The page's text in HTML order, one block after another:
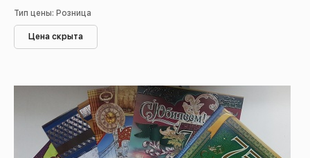
Тип цены: Розница
Цена скрыта